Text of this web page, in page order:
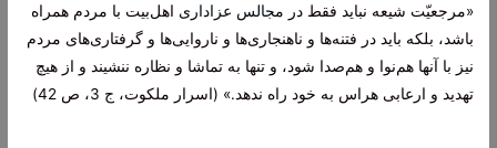
«مرجعیّت شیعه نباید فقط در مجالس عزاداری اهل‌بیت با مردم همراه
باشد، بلکه باید در فتنه‌ها و ناهنجاری‌ها و ناروایی‌ها و گرفتاری‌های مردم
نیز با آنها هم‌نوا و هم‌صدا شود، و تنها به تماشا و نظاره ننشیند و از هیچ
تهدید و ارعابی هراس به خود راه ندهد.» (اسرار ملکوت، ج 3، ص 42)